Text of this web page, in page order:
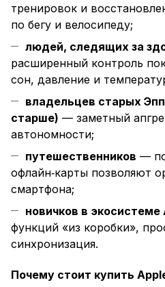
тренировок и
по бегу и велосипеду;
людей, следящих за
расширенный контроль
сон, давление и
владельцев старых
старше) — заметный
автономности;
путешественников —
офлайн‑карты позволяют
смартфона;
новичков в экосистеме
функций «из коробки»,
синхронизация.
Почему стоит купить